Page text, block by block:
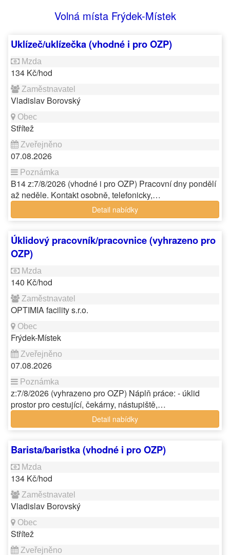
Volná místa Frýdek-Místek
Uklízeč/uklízečka (vhodné i pro OZP)
134 Kč/hod
Vladislav Borovský
Střítež
07.08.2026
B14 z:7/8/2026 (vhodné i pro OZP) Pracovní dny pondělí
až neděle. Kontakt osobně, telefonicky,…
Detail nabídky
Úklidový pracovník/pracovnice (vyhrazeno pro
OZP)
140 Kč/hod
OPTIMIA facility s.r.o.
Frýdek-Místek
07.08.2026
z:7/8/2026 (vyhrazeno pro OZP) Náplň práce: - úklid
prostor pro cestující, čekárny, nástupiště,…
Detail nabídky
Barista/baristka (vhodné i pro OZP)
134 Kč/hod
Vladislav Borovský
Střítež